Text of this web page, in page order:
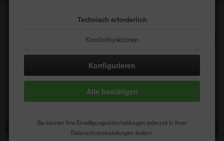
Technisch erforderlich
Komfortfunktionen
Konfigurieren
Alle bestätigen
Sie können Ihre Einwilligungsentscheidungen jederzeit in Ihren
Datenschutzeinstellungen ändern.